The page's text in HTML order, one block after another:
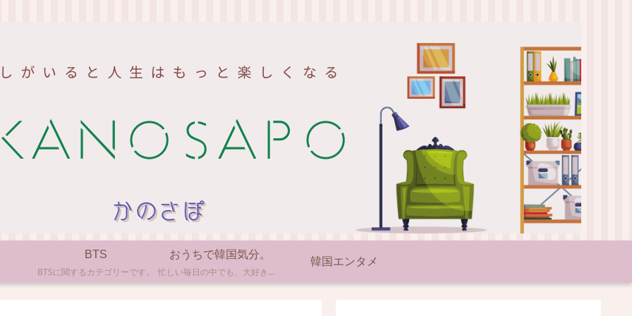
BTS
BTSに関するカテゴリーです。
おうちで韓国気分。
忙しい毎日の中でも、大好きな韓国の文化やアイテムに触れると心がほっとしますよね。ここでは、自宅で手軽に楽しめる韓国の美味しいもの、お気に入りのコスメ、そして推し活の楽しみ方など、「おうちにいながら韓国気分」に触れられるヒントを私らしくお届けします。
韓国エンタメ